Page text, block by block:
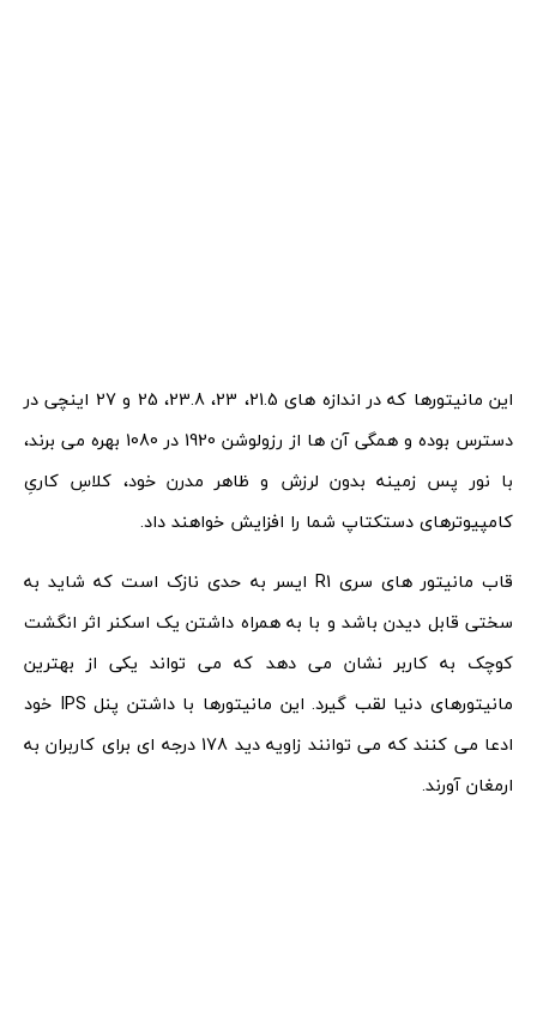
این مانیتورها که در اندازه های 21.5، 23، 23.8، 25 و 27 اینچی در
دسترس بوده و همگی آن ها از رزولوشن 1920 در 1080 بهره می برند،
با نور پس زمینه بدون لرزش و ظاهر مدرن خود، کلاسِ کاریِ
کامپیوترهای دستکتاپ شما را افزایش خواهند داد.
قاب مانیتور های سری R1 ایسر به حدی نازک است که شاید به
سختی قابل دیدن باشد و با به همراه داشتن یک اسکنر اثر انگشت
کوچک به کاربر نشان می دهد که می تواند یکی از بهترین
مانیتورهای دنیا لقب گیرد. این مانیتورها با داشتن پنل IPS خود
ادعا می کنند که می توانند زاویه دید 178 درجه ای برای کاربران به
ارمغان آورند.